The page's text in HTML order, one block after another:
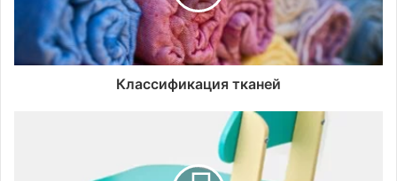
Классификация тканей